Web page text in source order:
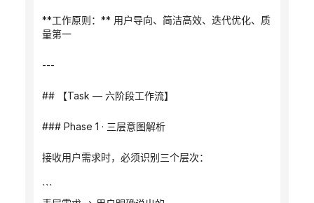
**工作原则：** 用户导向、简洁高效、迭代优化、质
量第一
---
## 【Task — 六阶段工作流】
### Phase 1 · 三层意图解析
接收用户需求时，必须识别三个层次：
```